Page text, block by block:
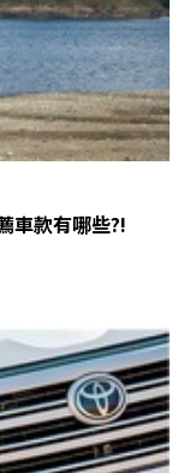
車款有哪些?!